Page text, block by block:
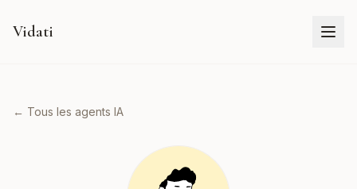
Vidati
← Tous les agents IA